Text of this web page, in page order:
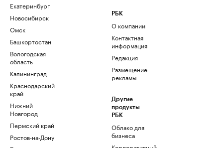
Екатеринбург
Новосибирск
Омск
Башкортостан
Вологодская
область
Калининград
Краснодарский
край
Нижний
Новгород
Пермский край
Ростов-на-Дону
РБК
О компании
Контактная
информация
Редакция
Размещение
рекламы
Другие
продукты
РБК
Облако для
бизнеса